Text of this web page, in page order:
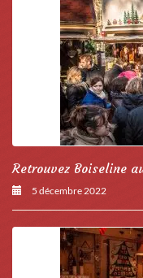
Retrouvez Boiseline
5 décembre 2022